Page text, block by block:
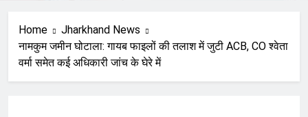
Home
Jharkhand News
नामकुम जमीन घोटाला: गायब फाइलों की तलाश में जुटी ACB, CO श्वेता
वर्मा समेत कई अधिकारी जांच के घेरे में